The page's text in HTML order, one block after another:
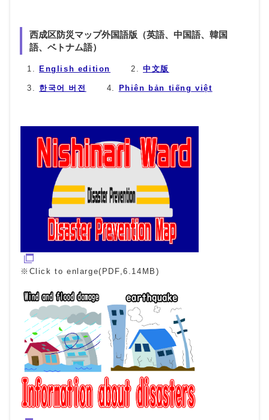
西成区防災マップ外国語版（英語、中国語、韓国
語、ベトナム語）
English edition 中文版
한국어 버전 Phiên bản tiếng việt
※Click to enlarge(PDF,6.14MB)